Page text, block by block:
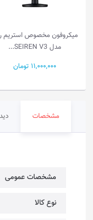
میکروفون مخصوص استریم ریزر
11,000,000 تومان
مشخصات
مشخصات عمومی
نوع کالا